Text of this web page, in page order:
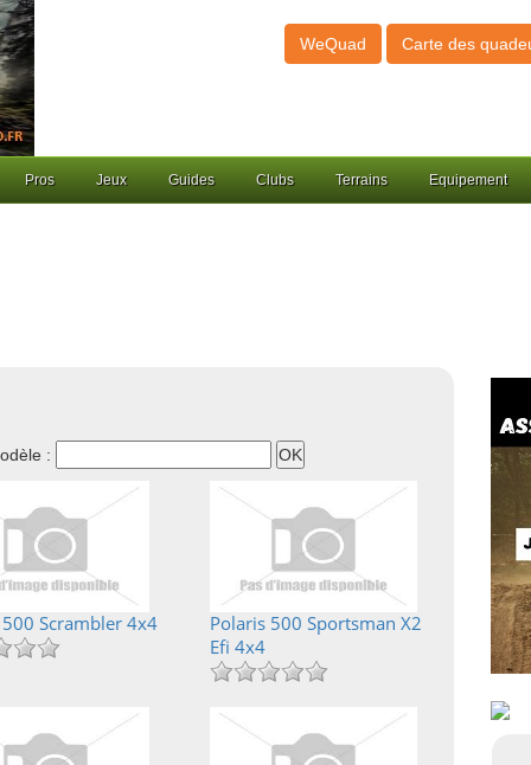
WeQuad Carte des
Pros Jeux Guides Clubs Terrains Equipement
:
Scrambler 4x4
Polaris 500 Sportsman X2
Efi 4x4